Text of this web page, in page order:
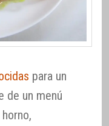
para un
de un menú